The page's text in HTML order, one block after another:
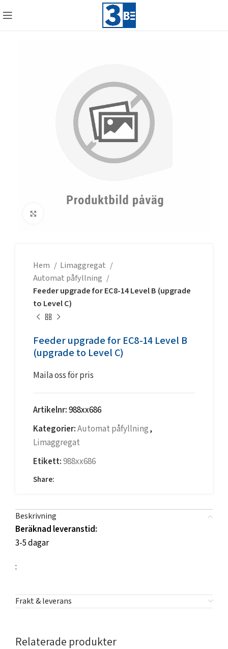
Hem
Limaggregat
Automat påfyllning
Feeder upgrade for EC8-14 Level B (upgrade
to Level C)
Feeder upgrade for EC8-14 Level B
(upgrade to Level C)
Maila oss för pris
Artikelnr:988xx686
Kategorier:Automat påfyllning,
Limaggregat
Etikett:988xx686
Share:
Beskrivning
Beräknad leveranstid:
3-5 dagar
:
Frakt & leverans
Relaterade produkter